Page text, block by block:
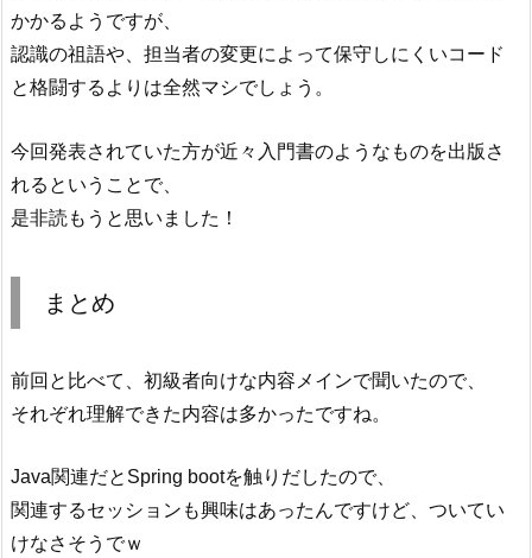
かかるようですが、
認識の祖語や、担当者の変更によって保守しにくいコード
と格闘するよりは全然マシでしょう。
今回発表されていた方が近々入門書のようなものを出版さ
れるということで、
是非読もうと思いました！
まとめ
前回と比べて、初級者向けな内容メインで聞いたので、
それぞれ理解できた内容は多かったですね。
Java関連だとSpring bootを触りだしたので、
関連するセッションも興味はあったんですけど、ついてい
けなさそうでｗ